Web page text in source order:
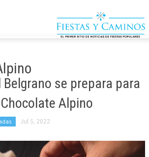
se prepara para
Alpino
Jul 5, 2022